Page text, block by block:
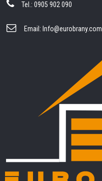
Tel.: 0905 902 090
Email: Info@eurobrany.com